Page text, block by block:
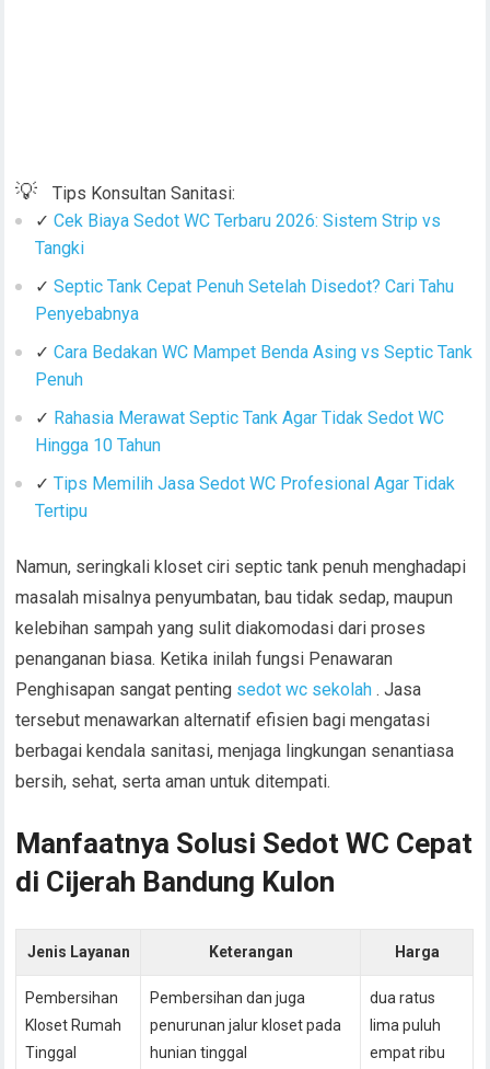
💡
Tips Konsultan Sanitasi:
✓ Cek Biaya Sedot WC Terbaru 2026: Sistem Strip vs
Tangki
✓ Septic Tank Cepat Penuh Setelah Disedot? Cari Tahu
Penyebabnya
✓ Cara Bedakan WC Mampet Benda Asing vs Septic Tank
Penuh
✓ Rahasia Merawat Septic Tank Agar Tidak Sedot WC
Hingga 10 Tahun
✓ Tips Memilih Jasa Sedot WC Profesional Agar Tidak
Tertipu
Namun, seringkali kloset ciri septic tank penuh menghadapi
masalah misalnya penyumbatan, bau tidak sedap, maupun
kelebihan sampah yang sulit diakomodasi dari proses
penanganan biasa. Ketika inilah fungsi Penawaran
Penghisapan sangat penting sedot wc sekolah. Jasa
tersebut menawarkan alternatif efisien bagi mengatasi
berbagai kendala sanitasi, menjaga lingkungan senantiasa
bersih, sehat, serta aman untuk ditempati.
Manfaatnya Solusi Sedot WC Cepat
di Cijerah Bandung Kulon
Jenis Layanan Keterangan Harga
Pembersihan
Kloset Rumah
Tinggal
Pembersihan dan juga
penurunan jalur kloset pada
hunian tinggal
dua ratus
lima puluh
empat ribu